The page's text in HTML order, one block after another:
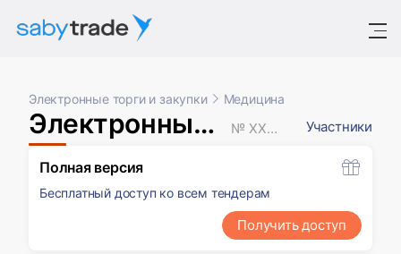
Электронные торги и закупки Медицина
Электронный аукцион № XXXXXXX Участники
Полная версия
Бесплатный доступ ко всем тендерам
Получить доступ